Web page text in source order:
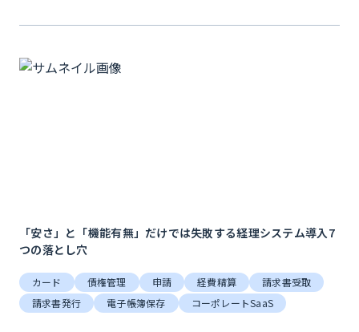
「安さ」と「機能有無」だけでは失敗する経理システム導入7
つの落とし穴
カード 債権管理 申請 経費精算
請求書受取
請求書発行
電子帳簿保存 コーポレートSaaS